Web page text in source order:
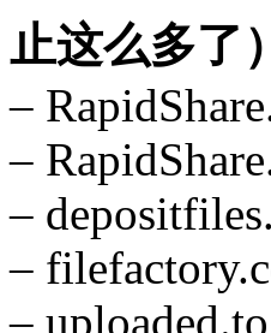
止这么多了
–
–
–
–
– uploaded.to